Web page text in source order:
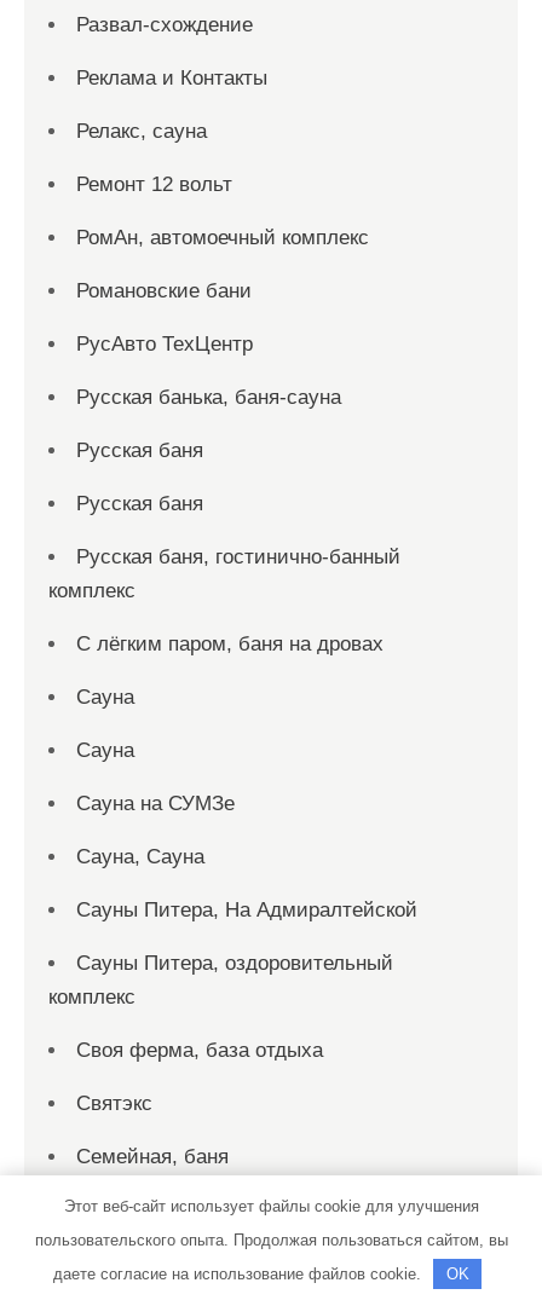
Развал-схождение
Реклама и Контакты
Релакс, сауна
Ремонт 12 вольт
РомАн, автомоечный комплекс
Романовские бани
РусАвто ТехЦентр
Русская банька, баня-сауна
Русская баня
Русская баня
Русская баня, гостинично-банный
комплекс
С лёгким паром, баня на дровах
Сауна
Сауна
Сауна на СУМЗе
Сауна, Сауна
Сауны Питера, На Адмиралтейской
Сауны Питера, оздоровительный
комплекс
Своя ферма, база отдыха
Святэкс
Семейная, баня
Сибиряк
Этот веб-сайт использует файлы cookie для улучшения
пользовательского опыта. Продолжая пользоваться сайтом, вы
даете согласие на использование файлов cookie.
OK